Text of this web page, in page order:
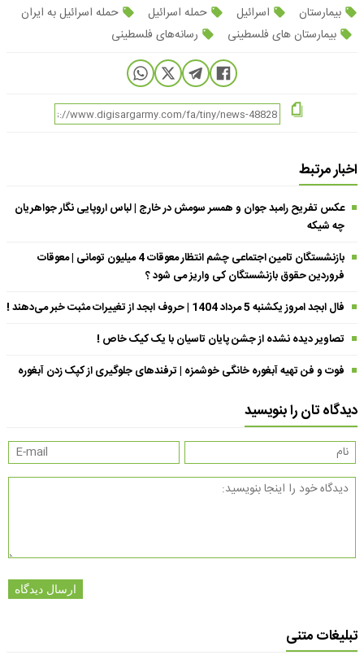
بیمارستان اسرائیل حمله اسرائیل
حمله اسرائیل به ایران
بیمارستان های فلسطینی
رسانه‌های فلسطینی
اخبار مرتبط
عکس تفریح رامبد جوان و همسر سومش در خارج | لباس اروپایی نگار جواهریان
چه شیکه
بازنشستگان تامین اجتماعی چشم انتظار معوقات 4 میلیون تومانی | معوقات
فروردین حقوق بازنشستگان کی واریز می شود ؟
فال ابجد امروز یکشنبه 5 مرداد 1404 | حروف ابجد از تغییرات مثبت خبر می‌دهند !
تصاویر دیده نشده از جشن پایان تاسیان با یک کیک خاص !
فوت و فن تهیه آبغوره خانگی خوشمزه | ترفندهای جلوگیری از کپک زدن آبغوره
دیدگاه تان را بنویسید
ارسال دیدگاه
تبلیغات متنی